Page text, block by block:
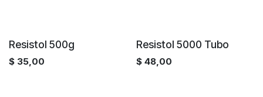
Resistol 500g
$ 35,00
Resistol 5000 Tubo
$ 48,00